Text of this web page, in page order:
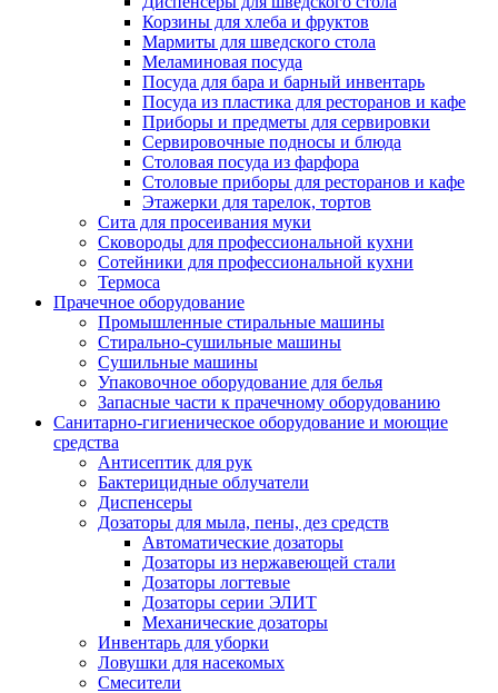
Корзины для хлеба и фруктов
Мармиты для шведского стола
Меламиновая посуда
Посуда для бара и барный инвентарь
Посуда из пластика для ресторанов и кафе
Приборы и предметы для сервировки
Сервировочные подносы и блюда
Столовая посуда из фарфора
Столовые приборы для ресторанов и кафе
Этажерки для тарелок, тортов
Сита для просеивания муки
Сковороды для профессиональной кухни
Сотейники для профессиональной кухни
Термоса
Прачечное оборудование
Промышленные стиральные машины
Стирально-сушильные машины
Сушильные машины
Упаковочное оборудование для белья
Запасные части к прачечному оборудованию
Санитарно-гигиеническое оборудование и моющие
средства
Антисептик для рук
Бактерицидные облучатели
Диспенсеры
Дозаторы для мыла, пены, дез средств
Автоматические дозаторы
Дозаторы из нержавеющей стали
Дозаторы логтевые
Дозаторы серии ЭЛИТ
Механические дозаторы
Инвентарь для уборки
Ловушки для насекомых
Смесители